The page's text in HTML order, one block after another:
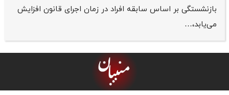
بازنشستگی بر اساس سابقه افراد در زمان اجرای قانون افزایش
می‌یابد،…